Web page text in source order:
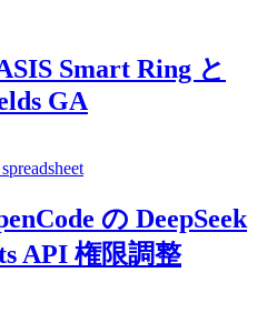
Smart Ring と
GA
spreadsheet
の DeepSeek
API 権限調整